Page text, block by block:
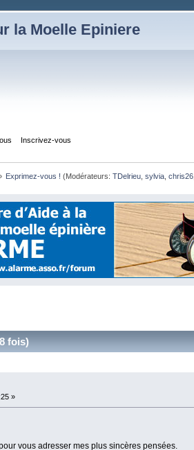
la Moelle Epiniere
Inscrivez-vous
Exprimez-vous ! (Modérateurs: TDelrieu, sylvia, chris26,
fois)
»
vous adresser mes plus sincères pensées.